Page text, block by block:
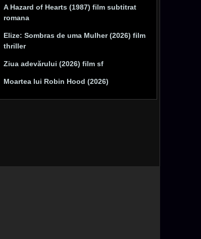
A Hazard of Hearts (1987) film subtitrat
romana
Elize: Sombras de uma Mulher (2026) film
thriller
Ziua adevărului (2026) film sf
Moartea lui Robin Hood (2026)